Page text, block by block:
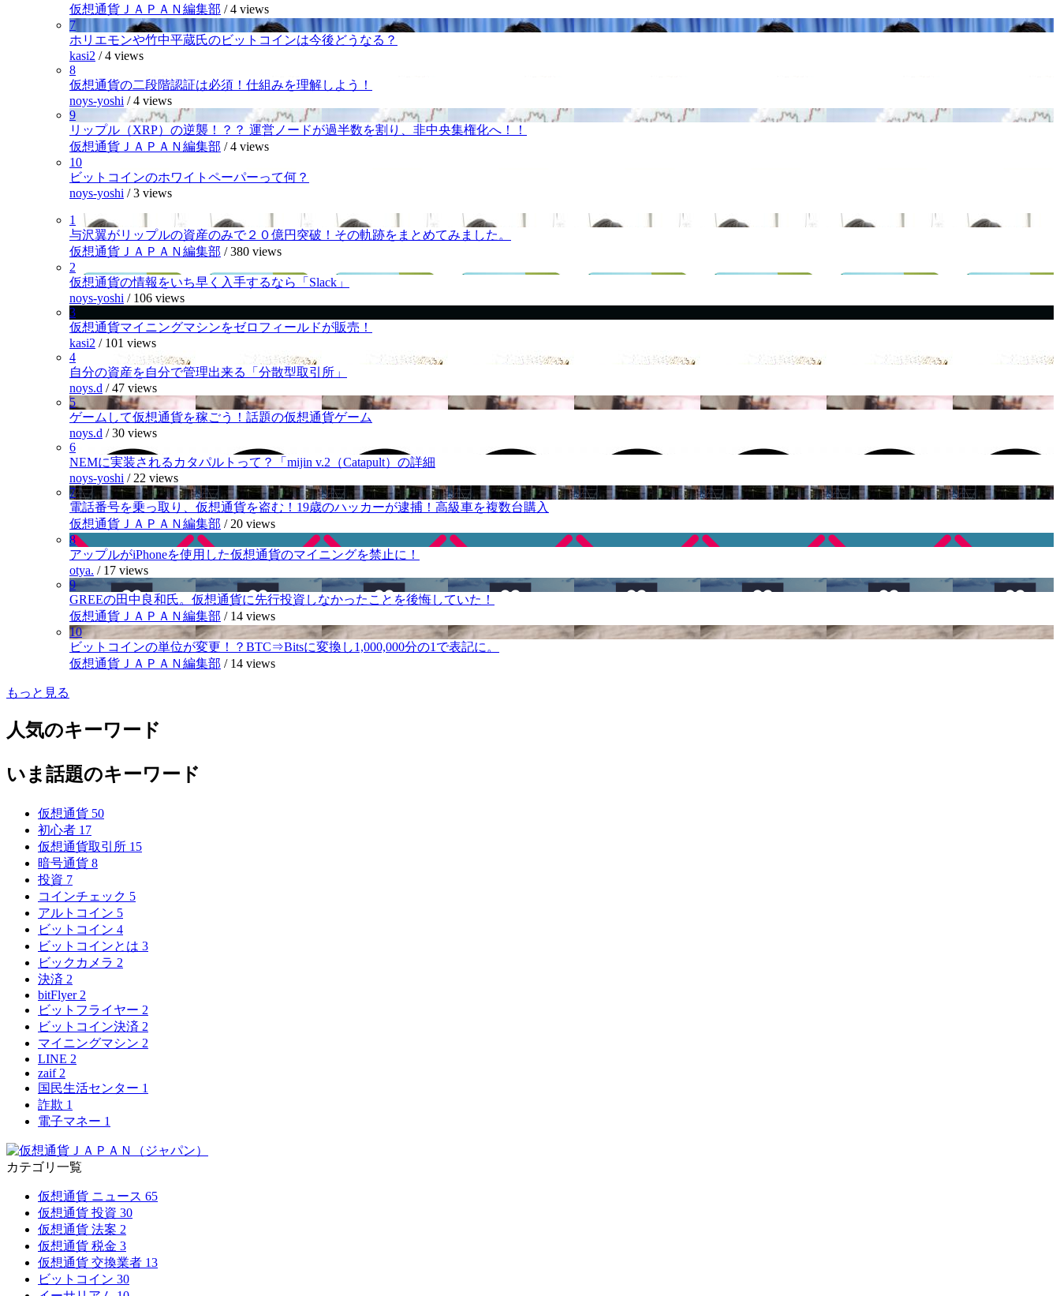
仮想通貨ＪＡＰＡＮ編集部 /4 views
7
ホリエモンや竹中平蔵氏のビットコインは今後どうなる？
kasi2 /4 views
8
仮想通貨の二段階認証は必須！仕組みを理解しよう！
noys-yoshi /4 views
9
リップル（XRP）の逆襲！？？ 運営ノードが過半数を割り、非中央集権化へ！！
仮想通貨ＪＡＰＡＮ編集部 /4 views
10
ビットコインのホワイトペーパーって何？
noys-yoshi /3 views
1
与沢翼がリップルの資産のみで２０億円突破！その軌跡をまとめてみました。
仮想通貨ＪＡＰＡＮ編集部 /380 views
2
仮想通貨の情報をいち早く入手するなら「Slack」
noys-yoshi / 106 views
3
仮想通貨マイニングマシンをゼロフィールドが販売！
kasi2 / 101 views
4
自分の資産を自分で管理出来る「分散型取引所」
noys.d /47 views
5
ゲームして仮想通貨を稼ごう！話題の仮想通貨ゲーム
noys.d /30 views
6
NEMに実装されるカタパルトって？「mijin v.2（Catapult）の詳細
noys-yoshi / 22 views
7
電話番号を乗っ取り、仮想通貨を盗む！19歳のハッカーが逮捕！高級車を複数台購入
仮想通貨ＪＡＰＡＮ編集部 / 20 views
8
アップルがiPhoneを使用した仮想通貨のマイニングを禁止に！
otya. / 17 views
9
GREEの田中良和氏。仮想通貨に先行投資しなかったことを後悔していた！
仮想通貨ＪＡＰＡＮ編集部 / 14 views
10
ビットコインの単位が変更！？BTC⇒Bitsに変換し1,000,000分の1で表記に。
仮想通貨ＪＡＰＡＮ編集部 / 14 views
もっと見る
人気のキーワード
いま話題のキーワード
仮想通貨 50
初心者 17
仮想通貨取引所 15
暗号通貨 8
投資 7
コインチェック 5
アルトコイン 5
ビットコイン 4
ビットコインとは 3
ビックカメラ 2
決済 2
bitFlyer 2
ビットフライヤー 2
ビットコイン決済 2
マイニングマシン 2
LINE 2
zaif 2
国民生活センター 1
詐欺 1
電子マネー 1
カテゴリ一覧
仮想通貨 ニュース 65
仮想通貨 投資 30
仮想通貨 法案 2
仮想通貨 税金 3
仮想通貨 交換業者 13
ビットコイン 30